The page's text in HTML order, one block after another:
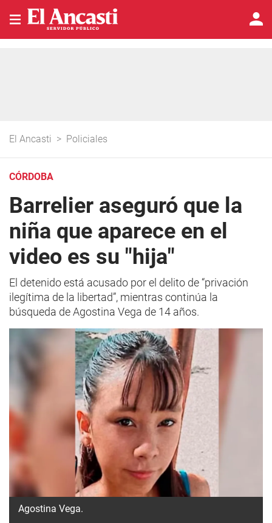
El Ancasti > Policiales
CÓRDOBA
Barrelier aseguró que la
niña que aparece en el
video es su "hija"
El detenido está acusado por el delito de “privación
ilegítima de la libertad”, mientras continúa la
búsqueda de Agostina Vega de 14 años.
Agostina Vega.